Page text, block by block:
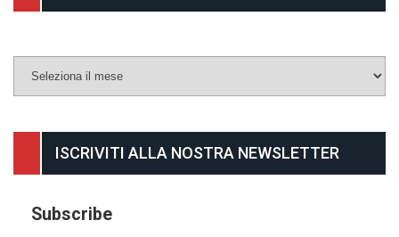
ISCRIVITI ALLA NOSTRA NEWSLETTER
Subscribe